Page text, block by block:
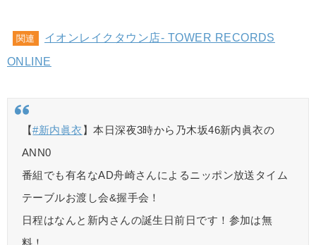
関連
イオンレイクタウン店- TOWER RECORDS
ONLINE
【#新内眞衣 】本日深夜3時から乃木坂46新内眞衣の
ANN0
番組でも有名なAD舟崎さんによるニッポン放送タイム
テーブルお渡し会&握手会！
日程はなんと新内さんの誕生日前日です！参加は無